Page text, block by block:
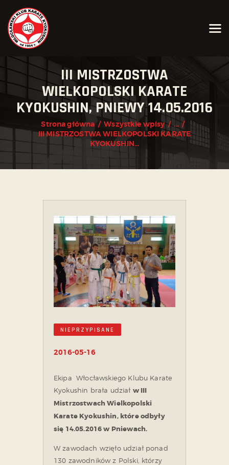
III MISTRZOSTWA
WIELKOPOLSKI KARATE
KYOKUSHIN, PNIEWY 14.05.2016
Strona główna Wszystkie wpisy
...
III MISTRZOSTWA WIELKOPOLSKI KARATE
KYOKUSHIN...
AKTUALNOŚCI
O KLUBIE
KARATE KYOKUSHIN
JOGA
KALENDARZ IMPREZ
NIEPRZYPISANE
2016-05-16
Ekipa Włocławskiego Klubu Karate
Kyokushin brała udział w III
Mistrzostwach Wielkopolski
Karate Kyokushin, które odbyły
się 14.05.2016 w Pniewach.
W zawodach wzięło udział ponad
130 zawodników z Polski, którzy